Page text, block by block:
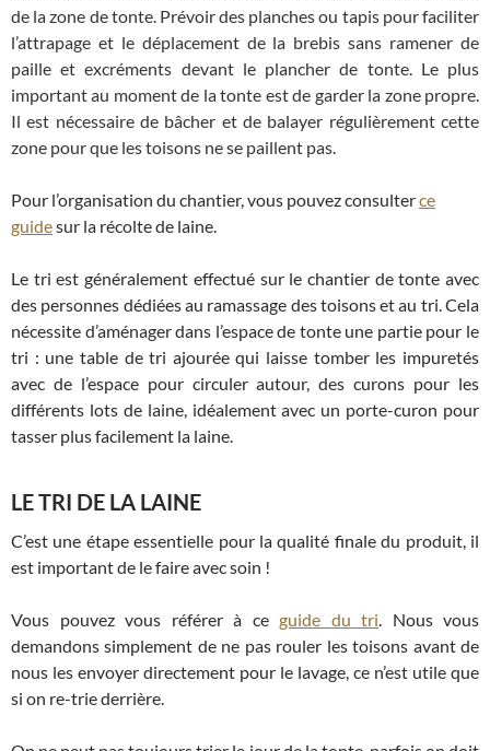
de la zone de tonte. Prévoir des planches ou tapis pour faciliter
l’attrapage et le déplacement de la brebis sans ramener de
paille et excréments devant le plancher de tonte. Le plus
important au moment de la tonte est de garder la zone propre.
Il est nécessaire de bâcher et de balayer régulièrement cette
zone pour que les toisons ne se paillent pas.
Pour l’organisation du chantier, vous pouvez consulterce
guidesur la récolte de laine.
Le tri est généralement effectué sur le chantier de tonte avec
des personnes dédiées au ramassage des toisons et au tri. Cela
nécessite d’aménager dans l’espace de tonte une partie pour le
tri : une table de tri ajourée qui laisse tomber les impuretés
avec de l’espace pour circuler autour, des curons pour les
différents lots de laine, idéalement avec un porte-curon pour
tasser plus facilement la laine.
LE TRI DE LA LAINE
C’est une étape essentielle pour la qualité finale du produit, il
est important de le faire avec soin !
Vous pouvez vous référer à ce guide du tri. Nous vous
demandons simplement de ne pas rouler les toisons avant de
nous les envoyer directement pour le lavage, ce n’est utile que
si on re-trie derrière.